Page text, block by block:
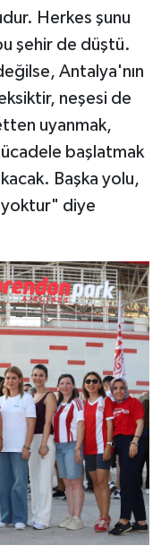
Herkes şunu
şehir de düştü.
Antalya'nın
neşesi de
uyanmak,
başlatmak
Başka yolu,
yoktur" diye